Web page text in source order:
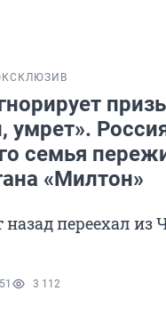
умрет».
семья
«Милтон»
назад переехал из
3 112